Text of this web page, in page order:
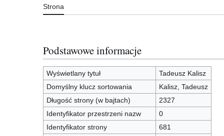
Strona
Podstawowe informacje
Wyświetlany tytuł
Tadeusz Kalisz
Domyślny klucz sortowania
Kalisz, Tadeusz
Długość strony (w bajtach)
2327
Identyfikator przestrzeni nazw
0
Identyfikator strony
681